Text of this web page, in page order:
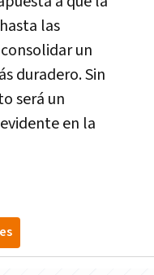
las
un
duradero. Sin
será un
en la